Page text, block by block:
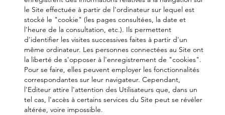
le Site effectuée à partir de l'ordinateur sur lequel est
stocké le "cookie" (les pages consultées, la date et
l'heure de la consultation, etc.). Ils permettent
d'identifier les visites successives faites à partir d'un
même ordinateur. Les personnes connectées au Site ont
la liberté de s'opposer à l'enregistrement de "cookies".
Pour se faire, elles peuvent employer les fonctionnalités
correspondantes sur leur navigateur. Cependant,
l'Editeur attire l'attention des Utilisateurs que, dans un
tel cas, l'accès à certains services du Site peut se révéler
altérée, voire impossible.